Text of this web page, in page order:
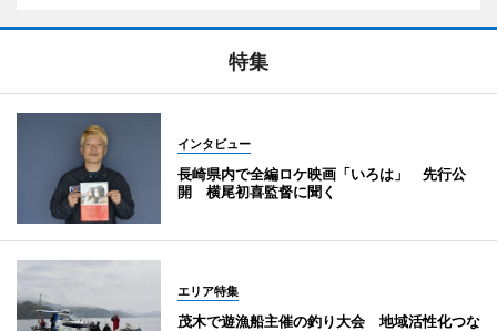
特集
インタビュー
長崎県内で全編ロケ映画「いろは」 先行公
開 横尾初喜監督に聞く
エリア特集
茂木で遊漁船主催の釣り大会 地域活性化つな